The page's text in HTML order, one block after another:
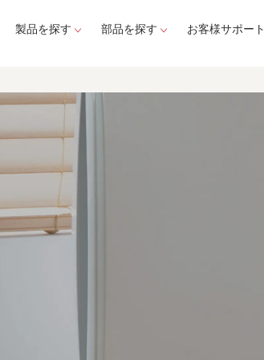
製品を探す 部品を探す お客様サポート